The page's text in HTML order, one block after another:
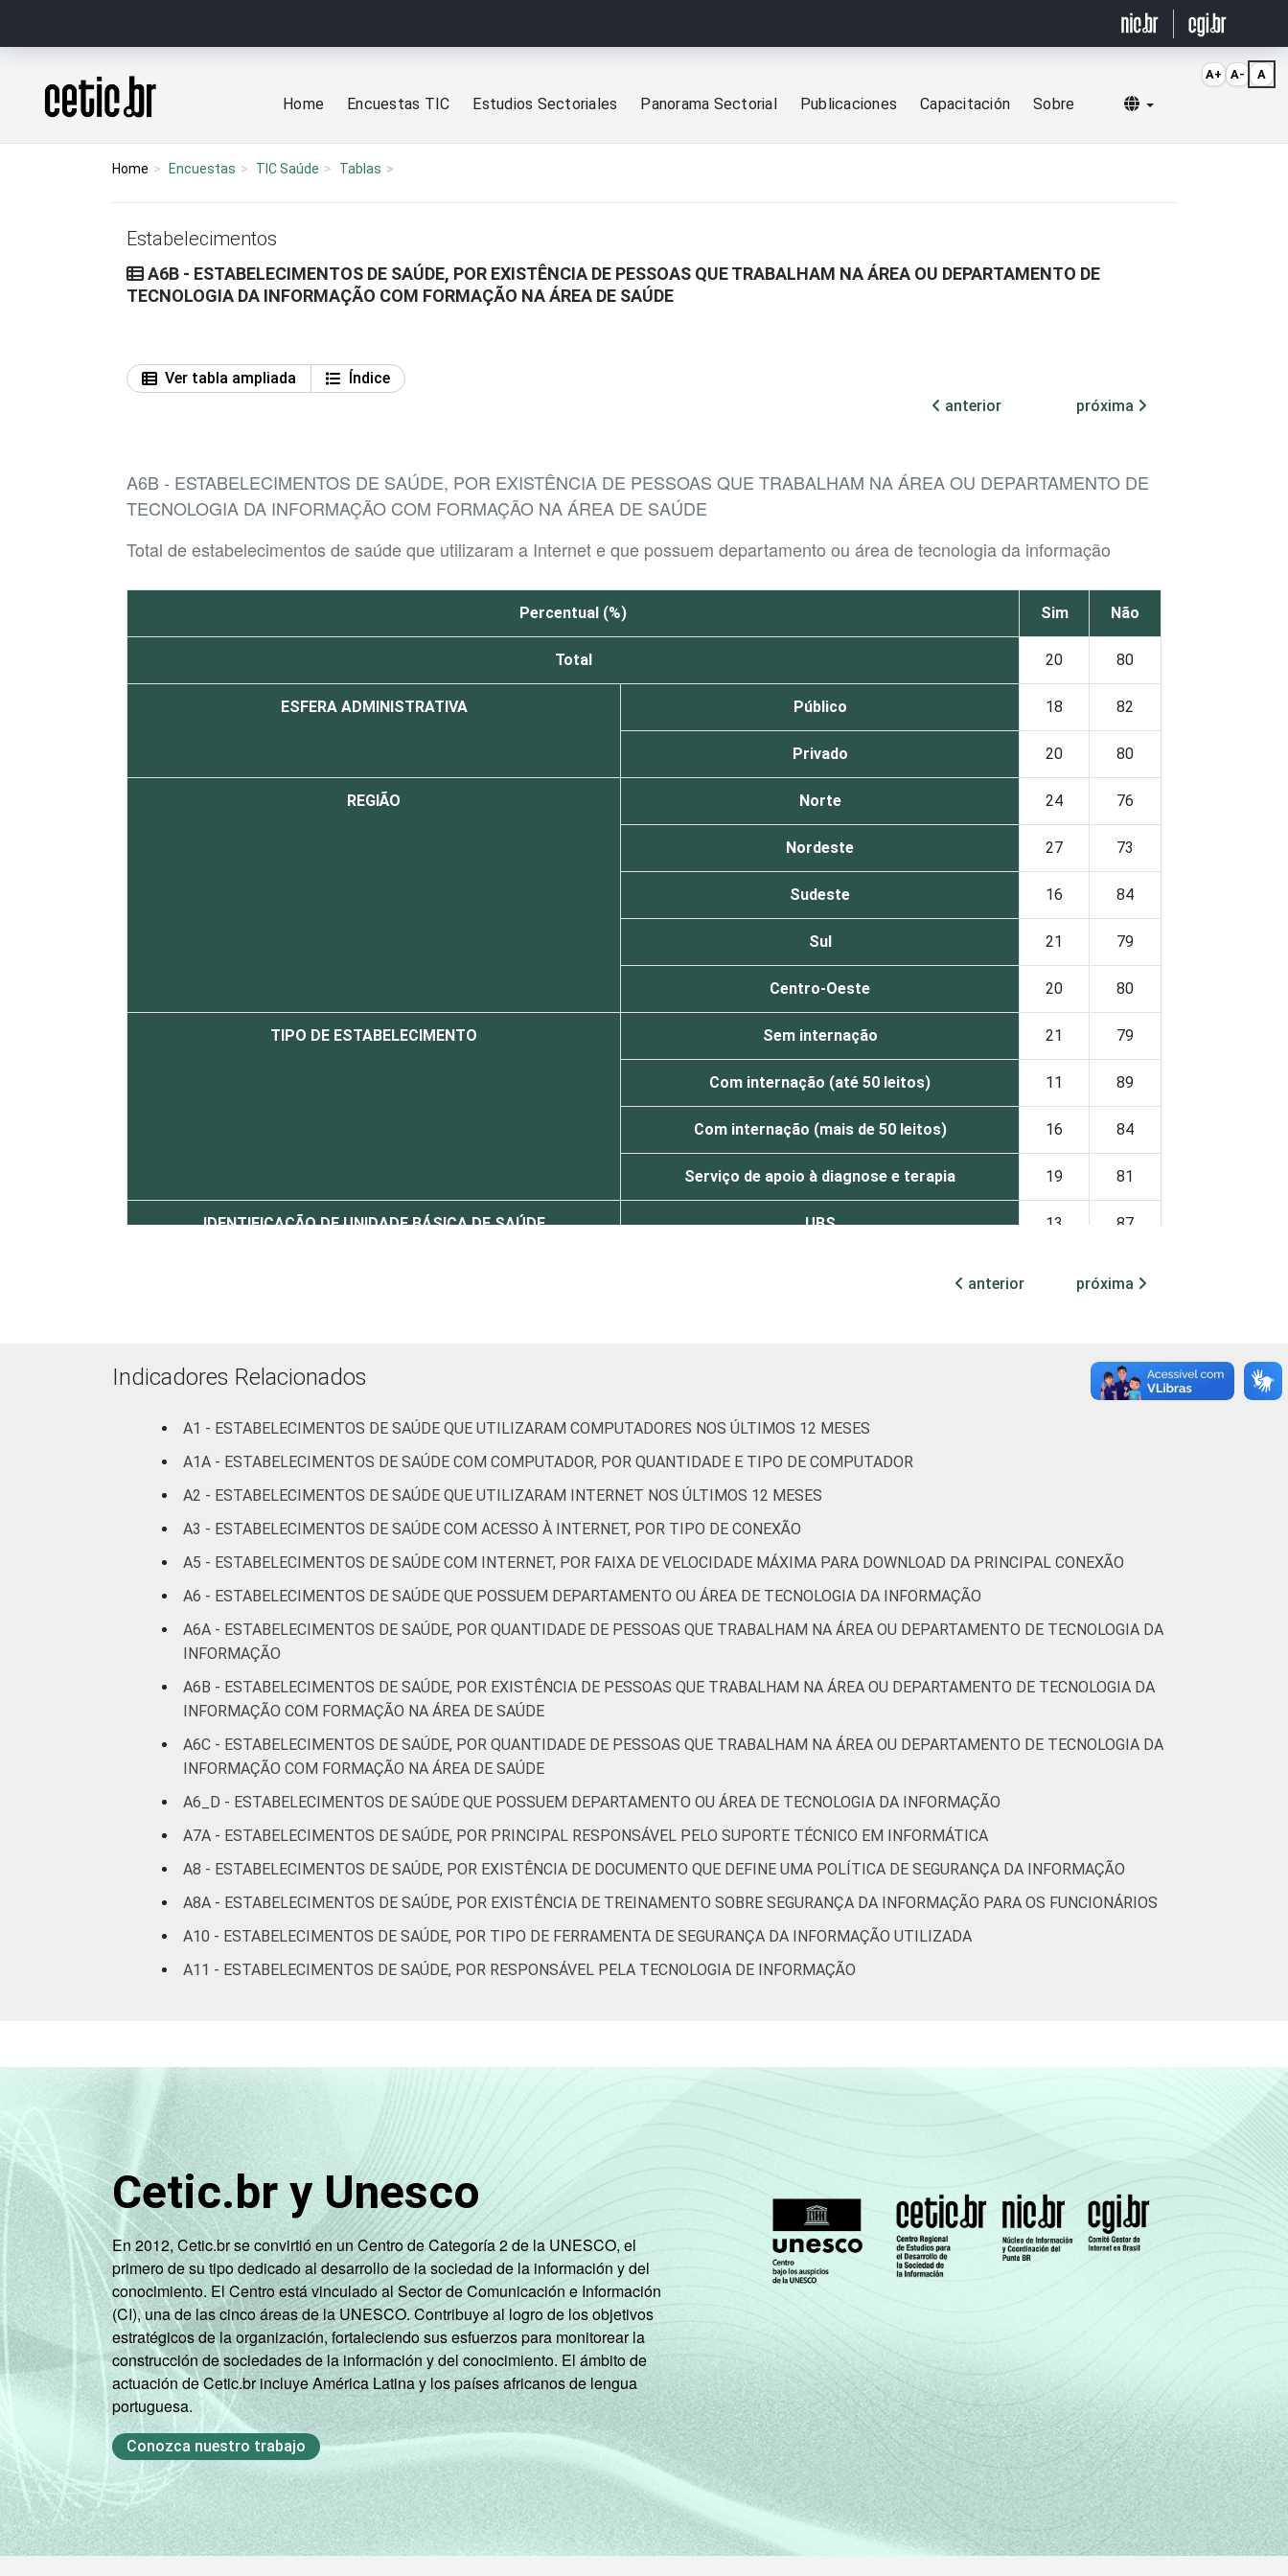
Página inicial
Home Encuestas TIC Estudios Sectoriales Panorama Sectorial Publicaciones Capacitación Sobre Selecionar idioma
Home Encuestas TIC Saúde Tablas
Estabelecimentos
A6B - ESTABELECIMENTOS DE SAÚDE, POR EXISTÊNCIA DE PESSOAS QUE TRABALHAM NA ÁREA OU DEPARTAMENTO DE
TECNOLOGIA DA INFORMAÇÃO COM FORMAÇÃO NA ÁREA DE SAÚDE
Ver tabla ampliada
Índice
anterior
próxima
A6B - ESTABELECIMENTOS DE SAÚDE, POR EXISTÊNCIA DE PESSOAS QUE TRABALHAM NA ÁREA OU DEPARTAMENTO DE
TECNOLOGIA DA INFORMAÇÃO COM FORMAÇÃO NA ÁREA DE SAÚDE
Total de estabelecimentos de saúde que utilizaram a Internet e que possuem departamento ou área de tecnologia da informação
Percentual (%) Sim Não
Total 20 80
ESFERA ADMINISTRATIVA Público 18 82
Privado 20 80
REGIÃO Norte 24 76
Nordeste 27 73
Sudeste 16 84
Sul 21 79
Centro-Oeste 20 80
TIPO DE ESTABELECIMENTO Sem internação 21 79
Com internação (até 50 leitos) 11 89
Com internação (mais de 50 leitos) 16 84
Serviço de apoio à diagnose e terapia 19 81
IDENTIFICAÇÃO DE UNIDADE BÁSICA DE SAÚDE UBS 13 87
83
Fonte: CGI/NIC.br, Centro Regional de Estudos para o Desenvolvimento da Sociedade da Informação (Cetic.br), Pesquisa sobre o uso das
tecnologias de informação e comunicação nos estabelecimentos de saúde brasileiros - TIC Saúde 2019.
anterior próxima
Indicadores Relacionados
A1 - ESTABELECIMENTOS DE SAÚDE QUE UTILIZARAM COMPUTADORES NOS ÚLTIMOS 12 MESES
A1A - ESTABELECIMENTOS DE SAÚDE COM COMPUTADOR, POR QUANTIDADE E TIPO DE COMPUTADOR
A2 - ESTABELECIMENTOS DE SAÚDE QUE UTILIZARAM INTERNET NOS ÚLTIMOS 12 MESES
A3 - ESTABELECIMENTOS DE SAÚDE COM ACESSO À INTERNET, POR TIPO DE CONEXÃO
A5 - ESTABELECIMENTOS DE SAÚDE COM INTERNET, POR FAIXA DE VELOCIDADE MÁXIMA PARA DOWNLOAD DA PRINCIPAL CONEXÃO
A6 - ESTABELECIMENTOS DE SAÚDE QUE POSSUEM DEPARTAMENTO OU ÁREA DE TECNOLOGIA DA INFORMAÇÃO
A6A - ESTABELECIMENTOS DE SAÚDE, POR QUANTIDADE DE PESSOAS QUE TRABALHAM NA ÁREA OU DEPARTAMENTO DE TECNOLOGIA DA
INFORMAÇÃO
A6B - ESTABELECIMENTOS DE SAÚDE, POR EXISTÊNCIA DE PESSOAS QUE TRABALHAM NA ÁREA OU DEPARTAMENTO DE TECNOLOGIA DA
INFORMAÇÃO COM FORMAÇÃO NA ÁREA DE SAÚDE
A6C - ESTABELECIMENTOS DE SAÚDE, POR QUANTIDADE DE PESSOAS QUE TRABALHAM NA ÁREA OU DEPARTAMENTO DE TECNOLOGIA DA
INFORMAÇÃO COM FORMAÇÃO NA ÁREA DE SAÚDE
A6_D - ESTABELECIMENTOS DE SAÚDE QUE POSSUEM DEPARTAMENTO OU ÁREA DE TECNOLOGIA DA INFORMAÇÃO
A7A - ESTABELECIMENTOS DE SAÚDE, POR PRINCIPAL RESPONSÁVEL PELO SUPORTE TÉCNICO EM INFORMÁTICA
A8 - ESTABELECIMENTOS DE SAÚDE, POR EXISTÊNCIA DE DOCUMENTO QUE DEFINE UMA POLÍTICA DE SEGURANÇA DA INFORMAÇÃO
A8A - ESTABELECIMENTOS DE SAÚDE, POR EXISTÊNCIA DE TREINAMENTO SOBRE SEGURANÇA DA INFORMAÇÃO PARA OS FUNCIONÁRIOS
A10 - ESTABELECIMENTOS DE SAÚDE, POR TIPO DE FERRAMENTA DE SEGURANÇA DA INFORMAÇÃO UTILIZADA
A11 - ESTABELECIMENTOS DE SAÚDE, POR RESPONSÁVEL PELA TECNOLOGIA DE INFORMAÇÃO
Cetic.br y Unesco
En 2012, Cetic.br se convirtió en un Centro de Categoría 2 de la UNESCO, el
primero de su tipo dedicado al desarrollo de la sociedad de la información y del
conocimiento. El Centro está vinculado al Sector de Comunicación e Información
(CI), una de las cinco áreas de la UNESCO. Contribuye al logro de los objetivos
estratégicos de la organización, fortaleciendo sus esfuerzos para monitorear la
construcción de sociedades de la información y del conocimiento. El ámbito de
actuación de Cetic.br incluye América Latina y los países africanos de lengua
portuguesa.
Conozca nuestro trabajo
A+ A- A